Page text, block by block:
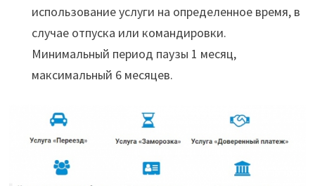
использование услуги на определенное время, в
случае отпуска или командировки.
Минимальный период паузы 1 месяц,
максимальный 6 месяцев.